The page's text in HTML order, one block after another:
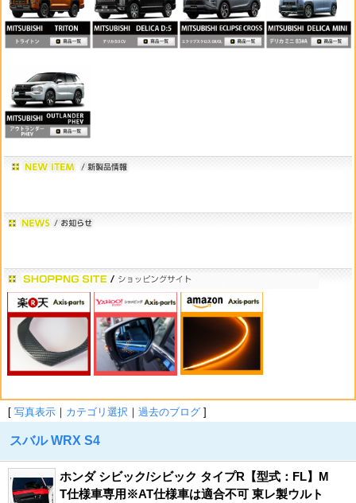
[ 写真表示 ｜ カテゴリ選択 ｜ 過去のブログ ]
スバル WRX S4
ホンダ シビック/シビック タイプR【型式：FL】M
T仕様車専用※AT仕様車は適合不可 東レ製ウルト